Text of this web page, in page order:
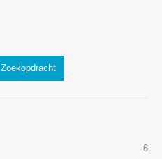
Zoekopdracht
6